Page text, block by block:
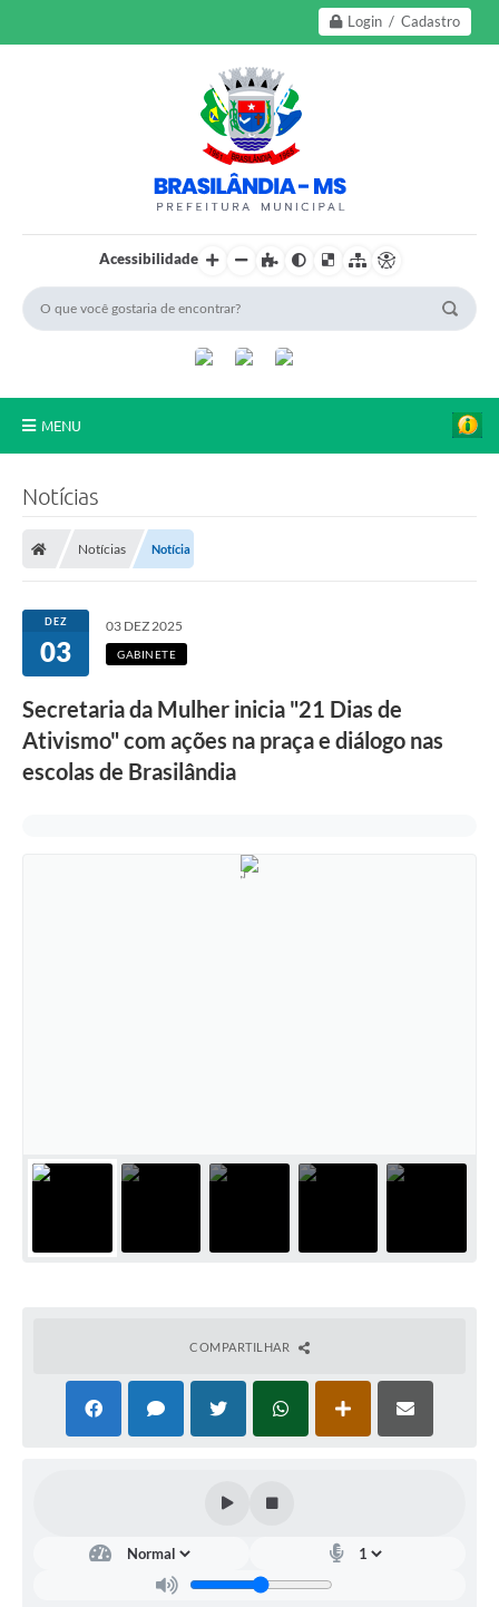
Login / Cadastro
Acessibilidade
MENU
Transparência
Câmara Municipal
e-SIC
Tributação
Notícias
Notícias Notícia
DEZ
03
03 DEZ 2025
GABINETE
Secretaria da Mulher inicia "21 Dias de
Ativismo" com ações na praça e diálogo nas
escolas de Brasilândia
COMPARTILHAR